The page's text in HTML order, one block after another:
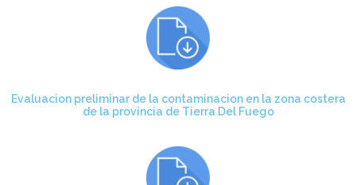
Evaluacion preliminar de la contaminacion en la zona costera
de la provincia de Tierra Del Fuego